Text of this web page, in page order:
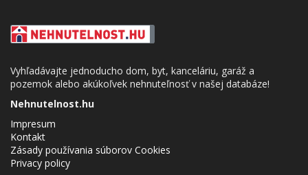
Vyhľadávajte jednoducho dom, byt, kanceláriu, garáž a
pozemok alebo akúkoľvek nehnuteľnosť v našej databáze!
Nehnutelnost.hu
Impresum
Kontakt
Zásady používania súborov Cookies
Privacy policy